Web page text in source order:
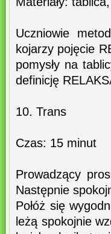
Uczniowie
kojarzy pojęcie
pomysły na
definicję
10. Trans
Czas: 15 minut
Prowadzący
Następnie
Połóż się
leżą spokojnie